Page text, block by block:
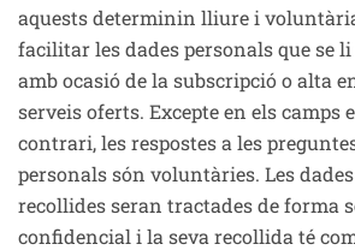
aquests determinin lliure i
facilitar les dades personals que se
amb ocasió de la subscripció o alta
serveis oferts. Excepte en els camps
contrari, les respostes a les
personals són voluntàries. Les
recollides seran tractades de forma
confidencial i la seva recollida té